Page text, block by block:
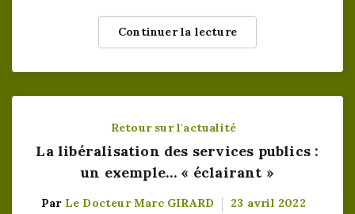
Continuer la lecture
Retour sur l'actualité
La libéralisation des services publics :
un exemple… « éclairant »
Par Le Docteur Marc GIRARD 23 avril 2022